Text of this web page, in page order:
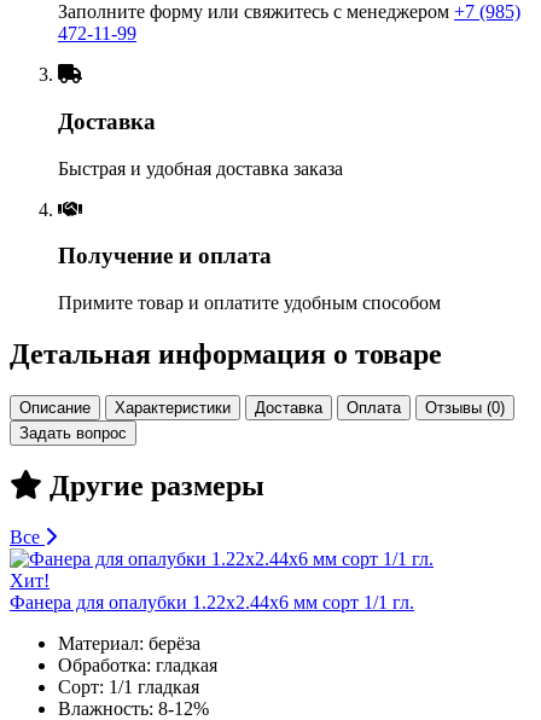
Заполните форму или свяжитесь с менеджером +7 (985)
472-11-99
Доставка
Быстрая и удобная доставка заказа
Получение и оплата
Примите товар и оплатите удобным способом
Детальная информация о товаре
Описание Характеристики Доставка Оплата
Отзывы (0)
Задать вопрос
Другие размеры
Все
Хит!
Фанера для опалубки 1.22х2.44х6 мм сорт 1/1 гл.
Материал: берёза
Обработка: гладкая
Сорт: 1/1 гладкая
Влажность: 8-12%